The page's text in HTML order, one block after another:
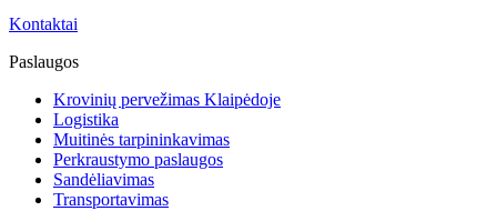
Kontaktai
Paslaugos
Krovinių pervežimas Klaipėdoje
Logistika
Muitinės tarpininkavimas
Perkraustymo paslaugos
Sandėliavimas
Transportavimas